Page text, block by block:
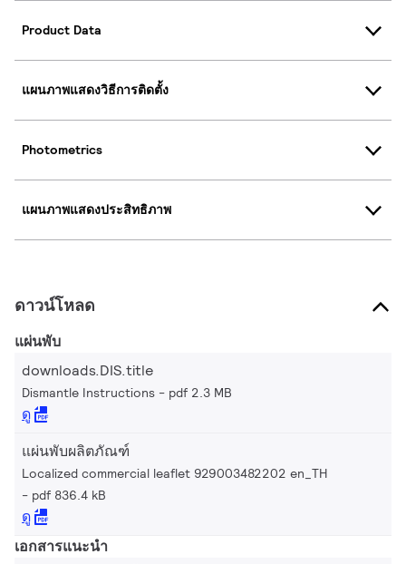
Product Data
แผนภาพแสดงวิธีการติดตั้ง
Photometrics
แผนภาพแสดงประสิทธิภาพ
ดาวน์โหลด
แผ่นพับ
downloads.DIS.title
Dismantle Instructions pdf 2.3 MB
ดู
แผ่นพับผลิตภัณฑ์
Localized commercial leaflet 929003482202 en_TH
pdf 836.4 kB
ดู
เอกสารแนะนำ